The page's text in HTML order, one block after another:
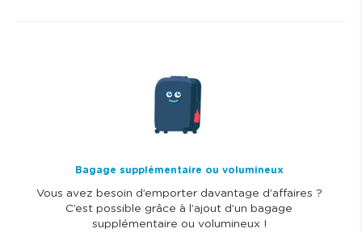
Bagage supplémentaire ou volumineux
Vous avez besoin d’emporter davantage d’affaires ?
C’est possible grâce à l’ajout d’un bagage
supplémentaire ou volumineux !